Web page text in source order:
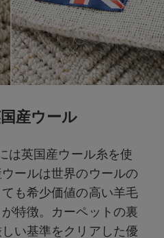
産ウール
は英国産ウール糸を使
ールは世界のウールの
も希少価値の高い羊毛
特徴。カーペットの裏
い基準をクリアした優